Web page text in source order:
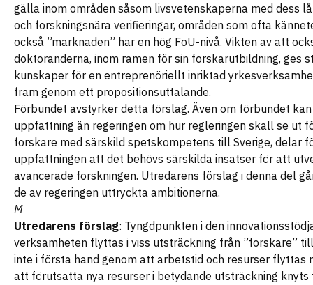
gälla inom områden såsom livsvetenskaperna med dess
och forskningsnära verifieringar, områden som ofta
också ”marknaden” har en hög FoU-nivå. Vikten av att
doktoranderna, inom ramen för sin forskarutbildning, ges
kunskaper för en entreprenöriellt inriktad
fram genom ett propositionsuttalande.
Förbundet avstyrker detta förslag. Även om förbundet
uppfattning än regeringen om hur regleringen skall se ut
forskare med särskild spetskompetens till Sverige, delar
uppfattningen att det behövs särskilda insatser för att
avancerade forskningen. Utredarens förslag i denna del
de av regeringen uttryckta ambitionerna.
M
Utredarens förslag: Tyngdpunkten i den
verksamheten flyttas i viss utsträckning från ”forskare”
inte i första hand genom att arbetstid och resurser flyttas
att förutsatta nya resurser i betydande utsträckning